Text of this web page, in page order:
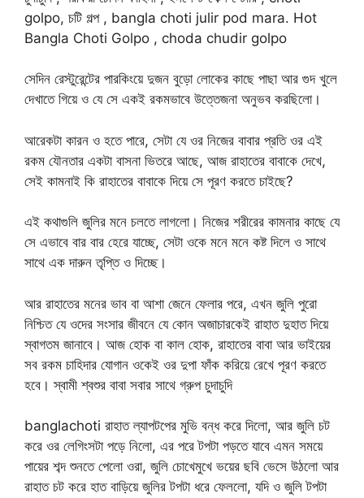
golpo, চটি গল্প , bangla choti julir pod mara. Hot
Bangla Choti Golpo , choda chudir golpo
সেদিন রেস্টুরেন্টের পারকিংয়ে দুজন বুড়ো লোকের কাছে পাছা আর গুদ খুলে
দেখাতে গিয়ে ও যে সে একই রকমভাবে উত্তেজনা অনুভব করছিলো।
আরেকটা কারন ও হতে পারে, সেটা যে ওর নিজের বাবার প্রতি ওর এই
রকম যৌনতার একটা বাসনা ভিতরে আছে, আজ রাহাতের বাবাকে দেখে,
সেই কামনাই কি রাহাতের বাবাকে দিয়ে সে পূরণ করতে চাইছে?
এই কথাগুলি জুলির মনে চলতে লাগলো। নিজের শরীরের কামনার কাছে যে
সে এভাবে বার বার হেরে যাচ্ছে, সেটা ওকে মনে মনে কষ্ট দিলে ও সাথে
সাথে এক দারুন তৃপ্তি ও দিচ্ছে।
আর রাহাতের মনের ভাব বা আশা জেনে ফেলার পরে, এখন জুলি পুরো
নিশ্চিত যে ওদের সংসার জীবনে যে কোন অজাচারকেই রাহাত দুহাত দিয়ে
স্বাগতম জানাবে। আজ হোক বা কাল হোক, রাহাতের বাবা আর ভাইয়ের
সব রকম চাহিদার যোগান ওকেই ওর দুপা ফাঁক করিয়ে রেখে পূরণ করতে
হবে। স্বামী শ্বশুর বাবা সবার সাথে গ্রুপ চুদাচুদি
banglachoti রাহাত ল্যাপটপের মুভি বন্ধ করে দিলো, আর জুলি চট
করে ওর লেগিংসটা পড়ে নিলো, এর পরে টপটা পড়তে যাবে এমন সময়ে
পায়ের শব্দ শুনতে পেলো ওরা, জুলি চোখেমুখে ভয়ের ছবি ভেসে উঠলো আর
রাহাত চট করে হাত বাড়িয়ে জুলির টপটা ধরে ফেললো, যদি ও জুলি টপটা